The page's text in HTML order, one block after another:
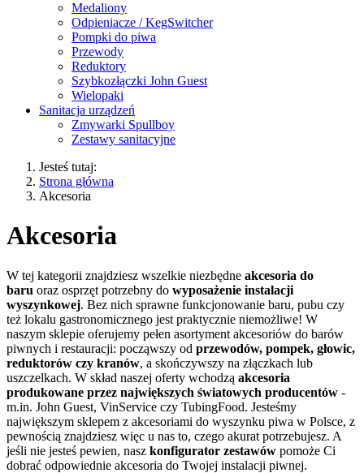
Medaliony
Odpieniacze / KegSwitcher
Pompki do piwa
Przewody
Reduktory
Szybkozłączki John Guest
Wielopaki
Sanitacja urządzeń
Zmywarki Spullboy
Zestawy sanitacyjne
Jesteś tutaj:
Strona główna
Akcesoria
Akcesoria
W tej kategorii znajdziesz wszelkie niezbędne akcesoria do
baru oraz osprzęt potrzebny do wyposażenie instalacji
wyszynkowej. Bez nich sprawne funkcjonowanie baru, pubu czy
też lokalu gastronomicznego jest praktycznie niemożliwe! W
naszym sklepie oferujemy pełen asortyment akcesoriów do barów
piwnych i restauracji: począwszy od przewodów, pompek, głowic,
reduktorów czy kranów, a skończywszy na złączkach lub
uszczelkach. W skład naszej oferty wchodzą akcesoria
produkowane przez największych światowych producentów -
m.in. John Guest, VinService czy TubingFood. Jesteśmy
największym sklepem z akcesoriami do wyszynku piwa w Polsce, z
pewnością znajdziesz więc u nas to, czego akurat potrzebujesz. A
jeśli nie jesteś pewien, nasz konfigurator zestawów pomoże Ci
dobrać odpowiednie akcesoria do Twojej instalacji piwnej.